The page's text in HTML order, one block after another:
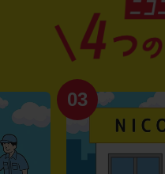
03